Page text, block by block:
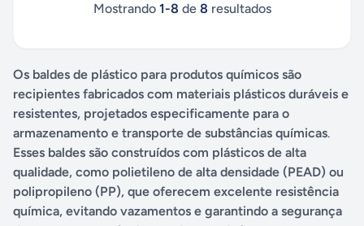
Mostrando 1-8 de 8 resultados
Os baldes de plástico para produtos químicos são
recipientes fabricados com materiais plásticos duráveis e
resistentes, projetados especificamente para o
armazenamento e transporte de substâncias químicas.
Esses baldes são construídos com plásticos de alta
qualidade, como polietileno de alta densidade (PEAD) ou
polipropileno (PP), que oferecem excelente resistência
química, evitando vazamentos e garantindo a segurança